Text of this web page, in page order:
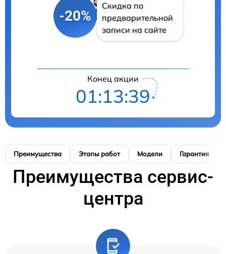
-20%
Скидка по
предварительной
записи на сайте
Конец акции
01:13:38
Преимущества Этапы работ Модели Гарантия
Преимущества сервис-
центра